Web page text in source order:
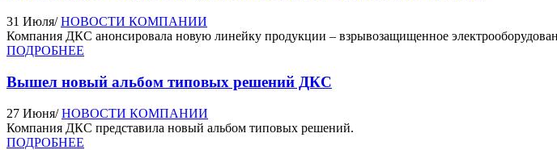
31 Июля/ НОВОСТИ КОМПАНИИ
Компания ДКС анонсировала новую линейку продукции – взрывозащищенное
ПОДРОБНЕЕ
Вышел новый альбом типовых решений ДКС
27 Июня/ НОВОСТИ КОМПАНИИ
Компания ДКС представила новый альбом типовых решений.
ПОДРОБНЕЕ